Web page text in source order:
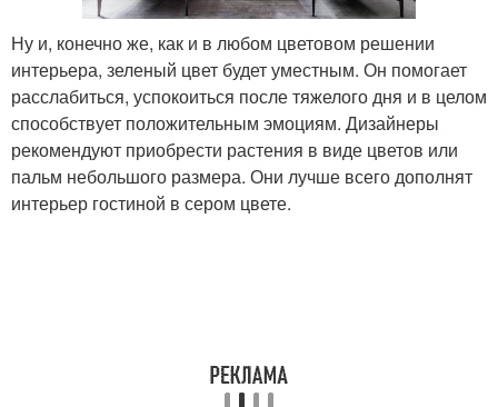
Ну и, конечно же, как и в любом цветовом решении
интерьера, зеленый цвет будет уместным. Он помогает
расслабиться, успокоиться после тяжелого дня и в целом
способствует положительным эмоциям. Дизайнеры
рекомендуют приобрести растения в виде цветов или
пальм небольшого размера. Они лучше всего дополнят
интерьер гостиной в сером цвете.